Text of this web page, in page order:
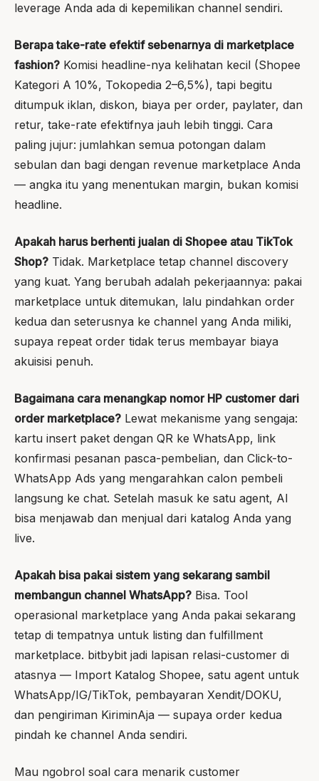
leverage Anda ada di kepemilikan channel sendiri.
Berapa take-rate efektif sebenarnya di marketplace
fashion? Komisi headline-nya kelihatan kecil (Shopee
Kategori A 10%, Tokopedia 2–6,5%), tapi begitu
ditumpuk iklan, diskon, biaya per order, paylater, dan
retur, take-rate efektifnya jauh lebih tinggi. Cara
paling jujur: jumlahkan semua potongan dalam
sebulan dan bagi dengan revenue marketplace Anda
— angka itu yang menentukan margin, bukan komisi
headline.
Apakah harus berhenti jualan di Shopee atau TikTok
Shop? Tidak. Marketplace tetap channel discovery
yang kuat. Yang berubah adalah pekerjaannya: pakai
marketplace untuk ditemukan, lalu pindahkan order
kedua dan seterusnya ke channel yang Anda miliki,
supaya repeat order tidak terus membayar biaya
akuisisi penuh.
Bagaimana cara menangkap nomor HP customer dari
order marketplace? Lewat mekanisme yang sengaja:
kartu insert paket dengan QR ke WhatsApp, link
konfirmasi pesanan pasca-pembelian, dan Click-to-
WhatsApp Ads yang mengarahkan calon pembeli
langsung ke chat. Setelah masuk ke satu agent, AI
bisa menjawab dan menjual dari katalog Anda yang
live.
Apakah bisa pakai sistem yang sekarang sambil
membangun channel WhatsApp? Bisa. Tool
operasional marketplace yang Anda pakai sekarang
tetap di tempatnya untuk listing dan fulfillment
marketplace. bitbybit jadi lapisan relasi-customer di
atasnya — Import Katalog Shopee, satu agent untuk
WhatsApp/IG/TikTok, pembayaran Xendit/DOKU,
dan pengiriman KiriminAja — supaya order kedua
pindah ke channel Anda sendiri.
Mau ngobrol soal cara menarik customer